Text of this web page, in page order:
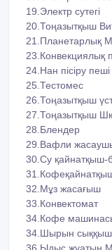
19.Электр сутегі
20.Тоңазытқыш
21.Планетарлық
23.Конвекциялық
24.Нан пісіру пеші
25.Тестомес
26.Тоңазытқыш
27.Тоңазытқыш
28.Блендер
29.Вафли жасаушы
30.Су қайнатқыш-
31.Кофеқайнатқыш
32.Мұз жасағыш
33.Конвектомат
34.Кофе машинасы
34.Шырын сыққыш
36.Ыдыс жуатын